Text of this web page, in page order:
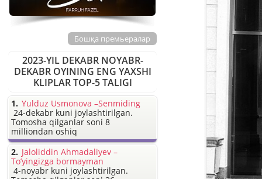
Бошқа премьералар
2023-YIL DEKABR NOYABR-
DEKABR OYINING ENG YAXSHI
KLIPLAR TOP-5 TALIGI
Yulduz Usmonova –Senmiding
24-dekabr kuni joylashtirilgan.
Tomosha qilganlar soni 8
milliondan oshiq
Jaloliddin Ahmadaliyev –
To’yingizga bormayman
4-noyabr kuni joylashtirilgan.